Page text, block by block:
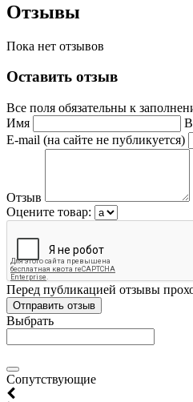
Отзывы
Пока нет отзывов
Оставить отзыв
Все поля обязательны к
Имя
E-mail (на сайте не публикуется)
Отзыв
Оцените товар:
Перед публикацией отзывы
Выбрать
Cопутствующие